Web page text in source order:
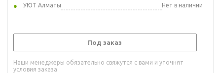
УЮТ Алматы
Нет в наличии
Под заказ
Наши менеджеры обязательно свяжутся с вами и уточнят
условия заказа